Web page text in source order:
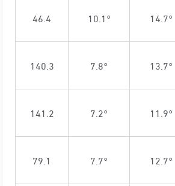
14.7°
10.1°
46.4
13.7°
7.8°
140.3
11.9°
7.2°
141.2
12.7°
7.7°
79.1